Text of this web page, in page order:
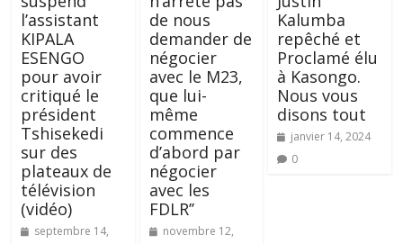
l’assistant
KIPALA
ESENGO
pour avoir
critiqué le
président
Tshisekedi
sur des
plateaux de
télévision
(vidéo)
septembre 14,
de nous
demander de
négocier
avec le M23,
que lui-
même
commence
d’abord par
négocier
avec les
FDLR’’
novembre 12,
Kalumba
repêché et
Proclamé élu
à Kasongo.
Nous vous
disons tout
janvier 14, 2024
0